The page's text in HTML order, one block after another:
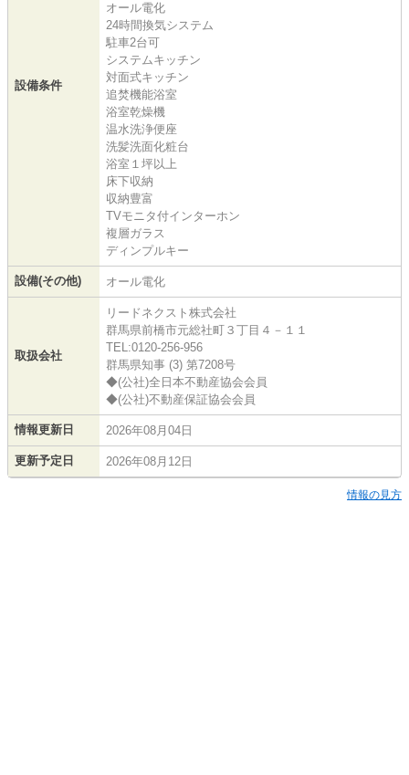
設備条件
オール電化
24時間換気システム
駐車2台可
システムキッチン
対面式キッチン
追焚機能浴室
浴室乾燥機
温水洗浄便座
洗髪洗面化粧台
浴室１坪以上
床下収納
収納豊富
TVモニタ付インターホン
複層ガラス
ディンプルキー
設備(その他) オール電化
取扱会社
リードネクスト株式会社
群馬県前橋市元総社町３丁目４－１１
TEL:0120-256-956
群馬県知事 (3) 第7208号
◆(公社)全日本不動産協会会員
◆(公社)不動産保証協会会員
情報更新日 2026年08月04日
更新予定日 2026年08月12日
情報の見方